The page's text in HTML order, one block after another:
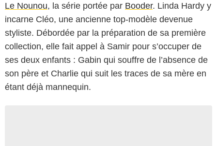
Le Nounou, la série portée par Booder. Linda Hardy y
incarne Cléo, une ancienne top-modèle devenue
styliste. Débordée par la préparation de sa première
collection, elle fait appel à Samir pour s’occuper de
ses deux enfants : Gabin qui souffre de l’absence de
son père et Charlie qui suit les traces de sa mère en
étant déjà mannequin.